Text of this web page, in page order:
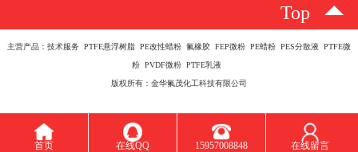
Top
主营产品：技术服务 PTFE悬浮树脂 PE改性蜡粉 氟橡胶 FEP微粉 PE蜡粉 PES分散液 PTFE微
粉 PVDF微粉 PTFE乳液
版权所有：金华氟茂化工科技有限公司
首页 在线QQ 15957008848 在线留言